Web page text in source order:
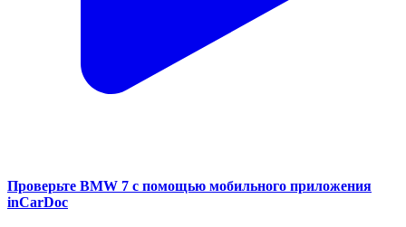
Проверьте BMW 7 с помощью мобильного приложения
inCarDoc